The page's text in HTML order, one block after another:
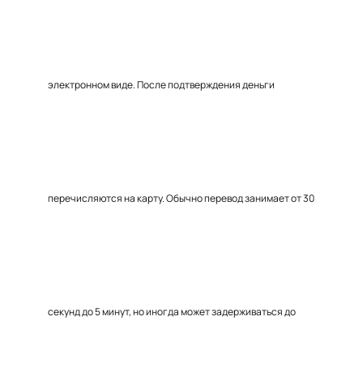
электронном виде. После подтверждения деньги
перечисляются на карту. Обычно перевод занимает от 30
секунд до 5 минут, но иногда может задерживаться до